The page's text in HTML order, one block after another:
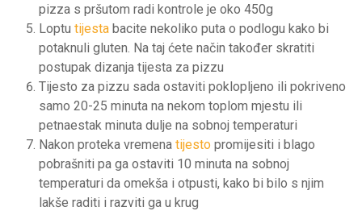
pizza s pršutom radi kontrole je oko 450g
Loptu tijesta bacite nekoliko puta o podlogu kako bi
potaknuli gluten. Na taj ćete način također skratiti
postupak dizanja tijesta za pizzu
Tijesto za pizzu sada ostaviti poklopljeno ili pokriveno
samo 20-25 minuta na nekom toplom mjestu ili
petnaestak minuta dulje na sobnoj temperaturi
Nakon proteka vremena tijesto promijesiti i blago
pobrašniti pa ga ostaviti 10 minuta na sobnoj
temperaturi da omekša i otpusti, kako bi bilo s njim
lakše raditi i razviti ga u krug